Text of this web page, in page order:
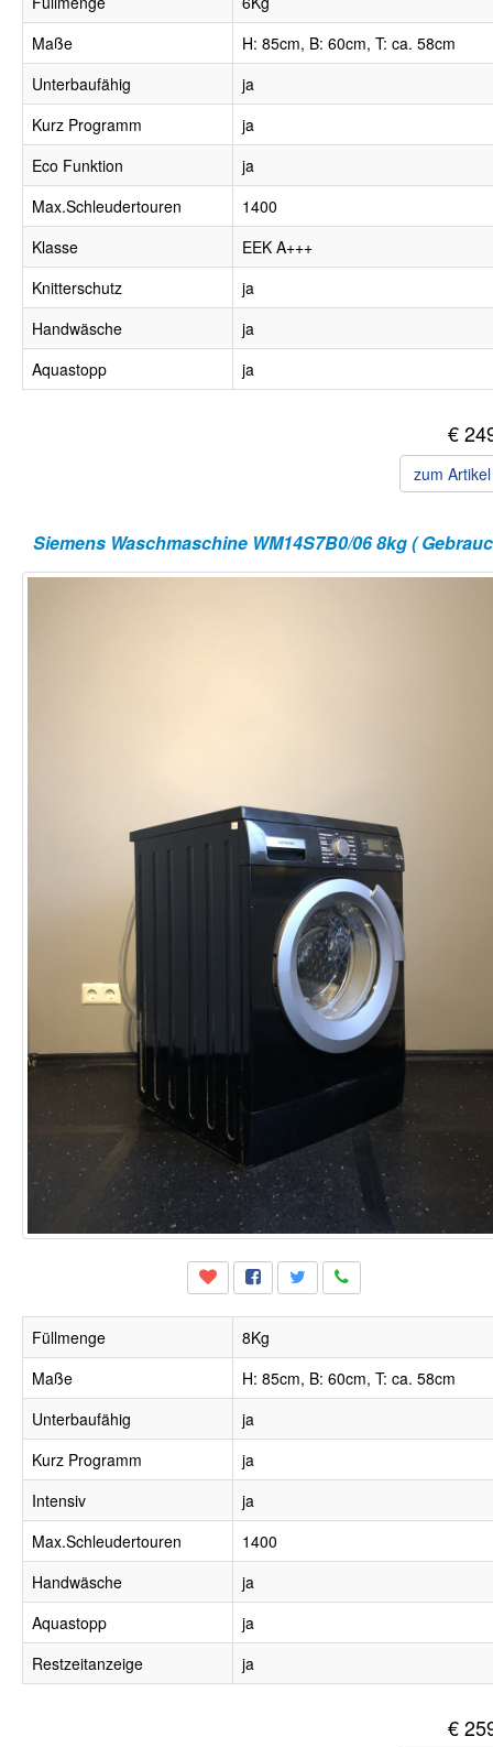
Maße
H: 85cm, B: 60cm, T: ca. 58cm
Unterbaufähig
ja
Kurz Programm
ja
Eco Funktion
ja
Max.Schleudertouren
1400
Klasse
EEK A+++
Knitterschutz
ja
Handwäsche
ja
Aquastopp
ja
€
zum
Füllmenge
8Kg
Maße
H: 85cm, B: 60cm, T: ca. 58cm
Unterbaufähig
ja
Kurz Programm
ja
Intensiv
ja
Max.Schleudertouren
1400
Handwäsche
ja
Aquastopp
ja
Restzeitanzeige
ja
€